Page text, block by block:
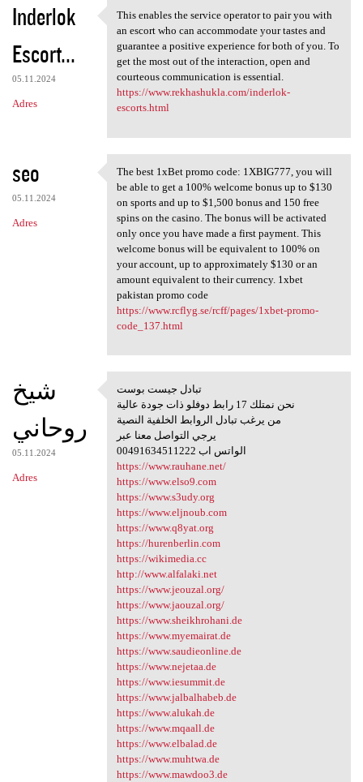
Inderlok
Escort...
05.11.2024
Adres
This enables the service
This enables the service operator to pair you with
an escort who can accommodate your tastes and
guarantee a positive experience for both of you. To
get the most out of the interaction, open and
courteous communication is essential.
https://www.rekhashukla.com/inderlok-
escorts.html
seo
05.11.2024
Adres
The best 1xBet promo code:
The best 1xBet promo code: 1XBIG777, you will
be able to get a 100% welcome bonus up to $130
on sports and up to $1,500 bonus and 150 free
spins on the casino. The bonus will be activated
only once you have made a first payment. This
welcome bonus will be equivalent to 100% on
your account, up to approximately $130 or an
amount equivalent to their currency. 1xbet
pakistan promo code
https://www.rcflyg.se/rcff/pages/1xbet-promo-
code_137.html
شيخ
روحاني
05.11.2024
Adres
تبادل جيست بوست
تبادل جيست بوست
نحن نمتلك 17 رابط دوفلو ذات جودة عالية
من يرغب تبادل الروابط الخلفية النصية
يرجي التواصل معنا عبر
00491634511222 الواتس اب
https://www.rauhane.net/
https://www.elso9.com
https://www.s3udy.org
https://www.eljnoub.com
https://www.q8yat.org
https://hurenberlin.com
https://wikimedia.cc
http://www.alfalaki.net
https://www.jeouzal.org/
https://www.jaouzal.org/
https://www.sheikhrohani.de
https://www.myemairat.de
https://www.saudieonline.de
https://www.nejetaa.de
https://www.iesummit.de
https://www.jalbalhabeb.de
https://www.alukah.de
https://www.mqaall.de
https://www.elbalad.de
https://www.muhtwa.de
https://www.mawdoo3.de